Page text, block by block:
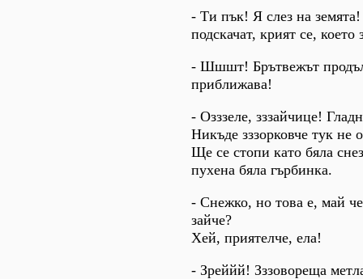
- Ти пък! Я слез на
подскачат, крият се, което
- Шшшт! Брътвежът
приближава!
- Озззеле, зззайчице!
Никъде зззорковче тук не
Ще се стопи като бяла
пухена бяла гърбинка.
- Снежко, но това е, май
зайче?
Хей, приятелче, ела!
- Зреййй! Зззовореща